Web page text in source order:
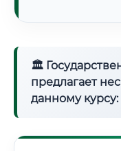
🏛
предлагает
данному курсу: